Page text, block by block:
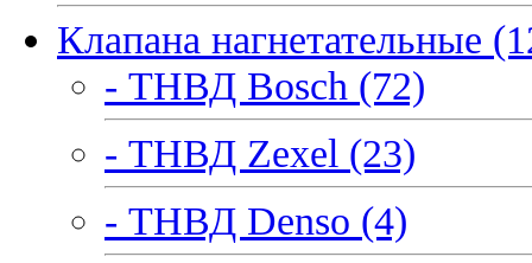
Клапана нагнетательные
- ТНВД Bosch (72)
- ТНВД Zexel (23)
- ТНВД Denso (4)